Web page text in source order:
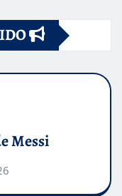
Messi